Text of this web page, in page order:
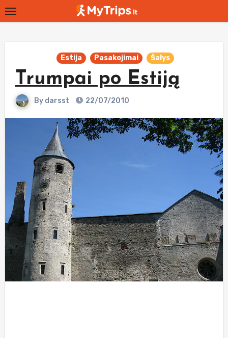
Skip
to
Estija Pasakojimai Šalys
Trumpai po Estiją
By darsst 22/07/2010